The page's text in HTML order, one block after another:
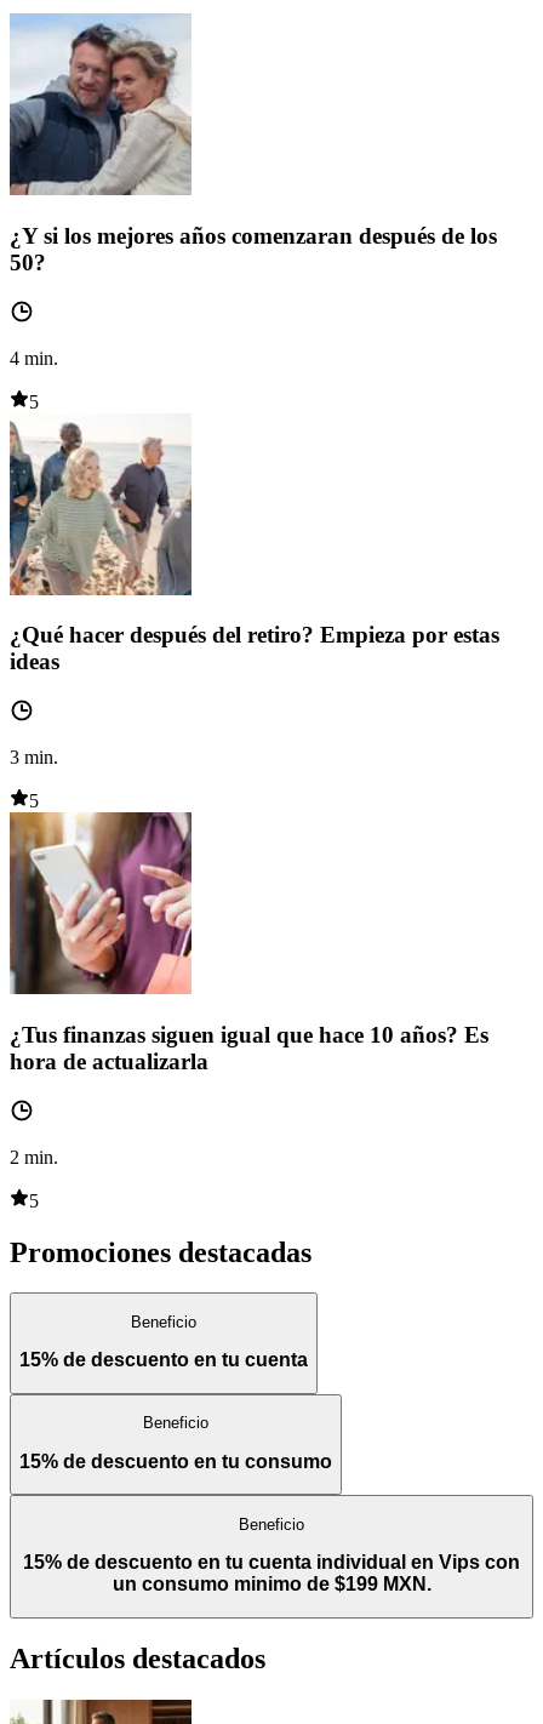
¿Y si los mejores años comenzaran después de los
50?
4 min.
5
¿Qué hacer después del retiro? Empieza por estas
ideas
3 min.
5
¿Tus finanzas siguen igual que hace 10 años? Es
hora de actualizarla
2 min.
5
Promociones destacadas
Beneficio
15% de descuento en tu cuenta
Beneficio
15% de descuento en tu consumo
Beneficio
15% de descuento en tu cuenta individual en Vips con
un consumo minimo de $199 MXN.
Artículos destacados